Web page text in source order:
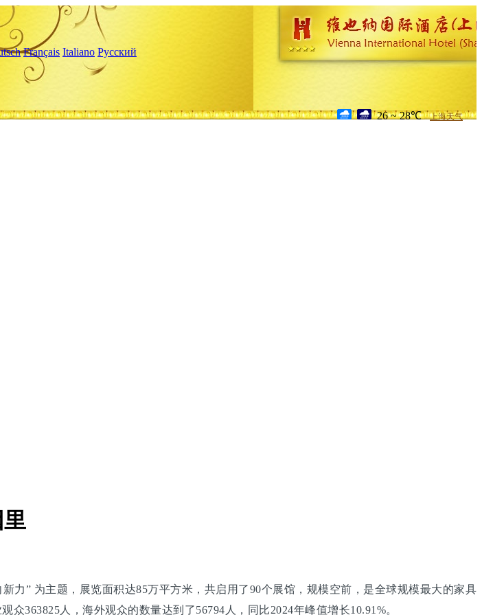
Français Italiano Русский
26 ~ 28℃ 上海天气
力” 为主题，展览面积达85万平方米，共启用了90个展馆，规模空前，是全球规模最大的家具
363825人，海外观众的数量达到了56794人，同比2024年峰值增长10.91%。